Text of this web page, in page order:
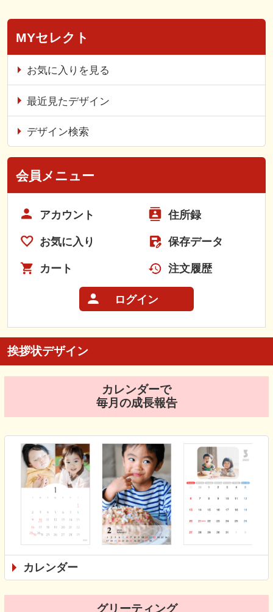
MYセレクト
お気に入りを見る
最近見たデザイン
デザイン検索
会員メニュー
アカウント 住所録
お気に入り 保存データ
カート 注文履歴
ログイン
挨拶状デザイン
カレンダーで
毎月の成長報告
カレンダー
グリーティング